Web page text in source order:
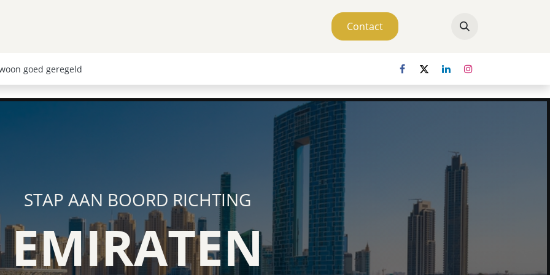
Contact
goed geregeld
STAP AAN BOORD RICHTING
EMIRATEN